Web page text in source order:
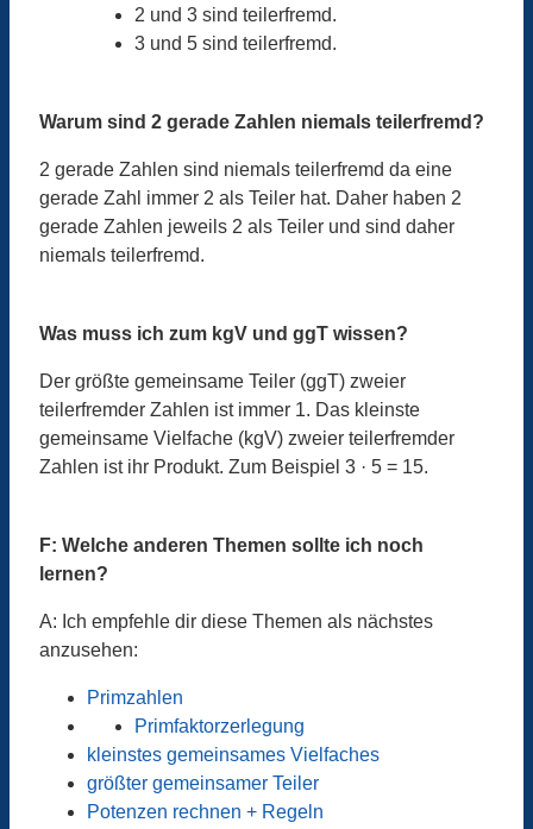
2 und 3 sind teilerfremd.
3 und 5 sind teilerfremd.
Warum sind 2 gerade Zahlen niemals teilerfremd?
2 gerade Zahlen sind niemals teilerfremd da eine
gerade Zahl immer 2 als Teiler hat. Daher haben 2
gerade Zahlen jeweils 2 als Teiler und sind daher
niemals teilerfremd.
Was muss ich zum kgV und ggT wissen?
Der größte gemeinsame Teiler (ggT) zweier
teilerfremder Zahlen ist immer 1. Das kleinste
gemeinsame Vielfache (kgV) zweier teilerfremder
Zahlen ist ihr Produkt. Zum Beispiel 3 · 5 = 15.
F: Welche anderen Themen sollte ich noch
lernen?
A: Ich empfehle dir diese Themen als nächstes
anzusehen:
Primzahlen
Primfaktorzerlegung
kleinstes gemeinsames Vielfaches
größter gemeinsamer Teiler
Potenzen rechnen + Regeln